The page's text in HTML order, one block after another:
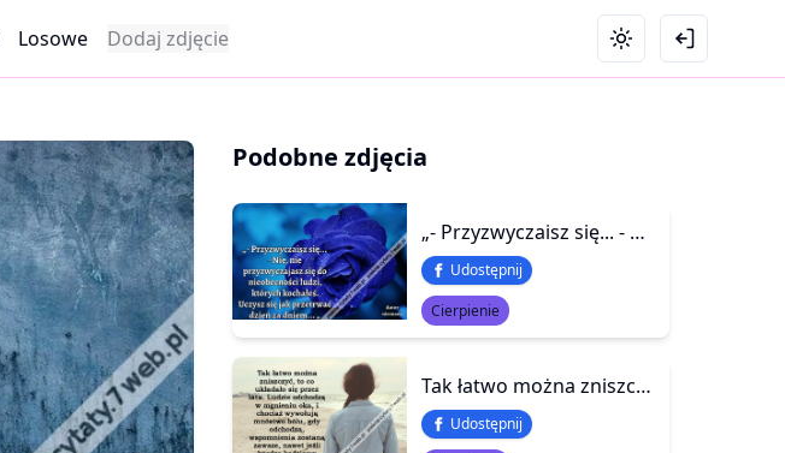
Losowe Dodaj zdjęcie
Podobne zdjęcia
„- Przyzwyczaisz się... - Nie, nie przyzwyczajasz się do nieobecności ludzi, których kochałeś. Uczysz się jak przetrwać dzień za dniem... „
Udostępnij
Cierpienie
Tak łatwo można zniszczyć, to co układało się przez lata. Ludzie odchodzą w mgnieniu oka, i chociaż wywołują mnóstwo bólu, gdy odchodzą, wspomnienia zostaną zawsze, nawet jeśli bardzo będziemy chcieli o nich zapomnieć.
Udostępnij